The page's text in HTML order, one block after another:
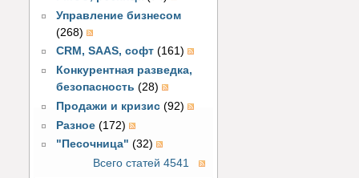
Управление бизнесом
(268)
CRM, SAAS, софт (161)
Конкурентная разведка,
безопасность (28)
Продажи и кризис (92)
Разное (172)
"Песочница" (32)
Всего статей 4541